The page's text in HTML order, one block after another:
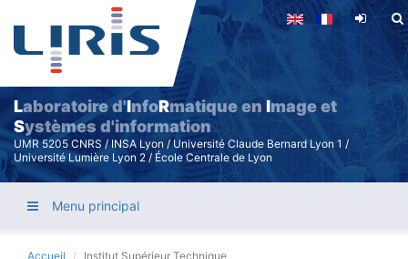
Aller
contenu
principal
Laboratoire d'InfoRmatique en Image et
Systèmes d'information
UMR 5205 CNRS / INSA Lyon / Université Claude Bernard Lyon 1 /
Université Lumière Lyon 2 / École Centrale de Lyon
Menu principal
Accueil Institut Supérieur Technique